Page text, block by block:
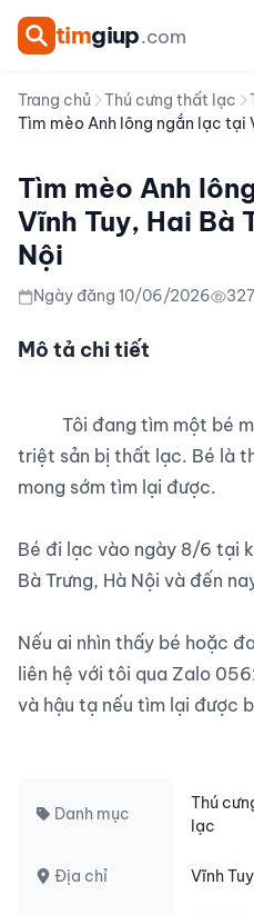
timgiup.com
Trang chủ Thú cưng thất lạc
Tìm mèo Anh lông ngắn lạc tại
Tìm mèo Anh
Vĩnh Tuy, Hai Bà
Nội
Ngày đăng 10/06/2026
Mô tả chi tiết
triệt sản bị thất lạc. Bé là
mong sớm tìm lại được.
Bé đi lạc vào ngày 8/6 tại
Bà Trưng, Hà Nội và đến
Nếu ai nhìn thấy bé hoặc
liên hệ với tôi qua Zalo
và hậu tạ nếu tìm lại được
Danh mục
Thú
lạc
Địa chỉ Vĩnh